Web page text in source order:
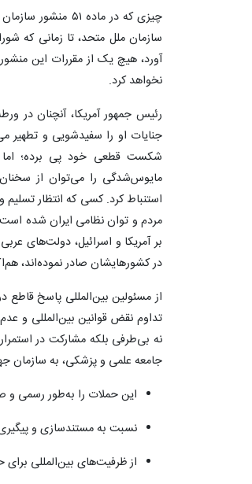
چیزی که در
سازمان ملل متحد، تا زمانی که
آورد، هیچ یک از مقررات این
نخواهد کرد.
رئیس جمهور آمریکا، آنچنان در
جنایات او را سفیدشویی و تطهیر
شکست قطعی خود پی برده؛ اما
مایوس‌شدگی را می‌توان از
استنباط کرد. کسی که انتظار
مردم و توان نظامی ایران شده است
بر آمریکا و اسرائیل، دولت‌های
در کشورهایشان صادر نموده‌اند،
از مسئولین بین‌المللی پاسخ قاطع
تداوم نقض قوانین بین‌المللی و
نه بی‌طرفی بلکه مشارکت در
جامعه علمی و پزشکی، به سازمان
این حملات را به‌طور رسمی و
نسبت به مستندسازی و
از ظرفیت‌های بین‌المللی برای